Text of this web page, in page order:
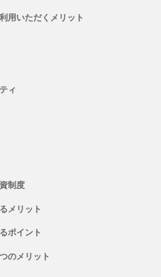
用いただくメリット
ィ
制度
メリット
ポイント
のメリット